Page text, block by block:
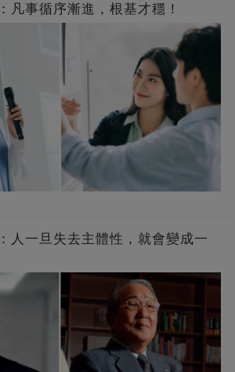
凡事循序漸進，根基才穩！
人一旦失去主體性，就會變成一